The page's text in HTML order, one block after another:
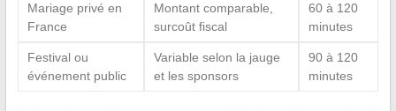
Mariage privé en
France
Montant comparable,
surcoût fiscal
60 à 120
minutes
Festival ou
événement public
Variable selon la jauge
et les sponsors
90 à 120
minutes